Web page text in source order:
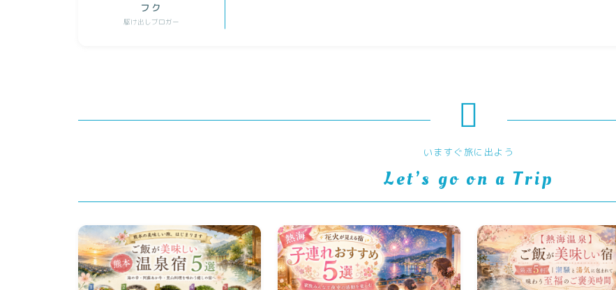
フク
駆け出しブロガー
いますぐ旅に出よう
Let’s go on a Trip